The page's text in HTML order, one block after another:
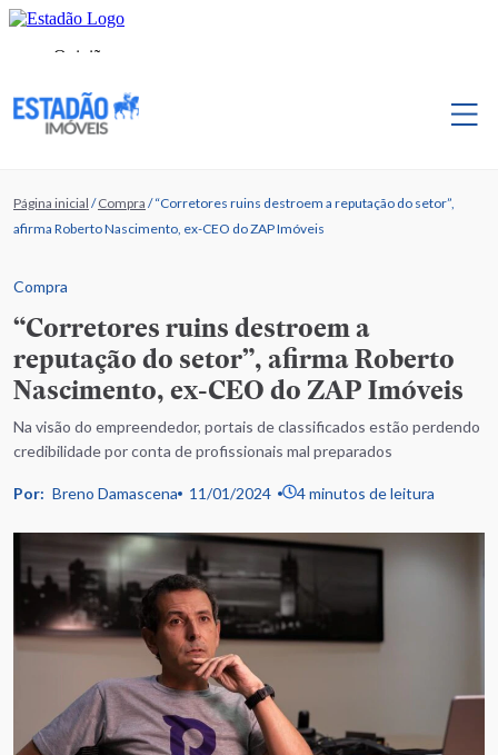
Página inicial /Compra /“Corretores ruins destroem a reputação do setor”,
afirma Roberto Nascimento, ex-CEO do ZAP Imóveis
Compra
“Corretores ruins destroem a
reputação do setor”, afirma Roberto
Nascimento, ex-CEO do ZAP Imóveis
Na visão do empreendedor, portais de classificados estão perdendo
credibilidade por conta de profissionais mal preparados
Por: Breno Damascena 11/01/2024 4 minutos de leitura